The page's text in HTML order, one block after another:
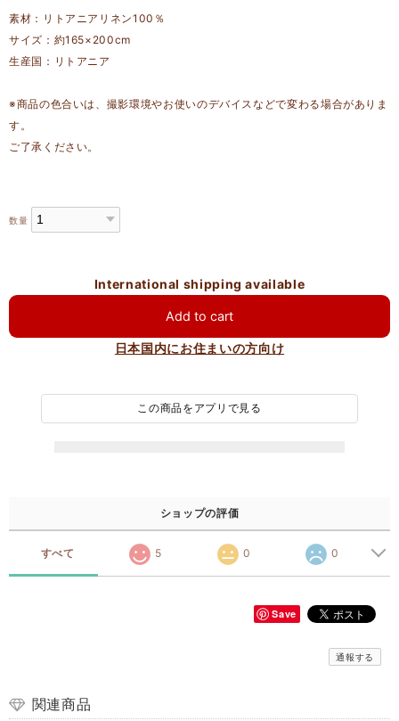
素材：リトアニアリネン100％
サイズ：約165×200cm
生産国：リトアニア
※商品の色合いは、撮影環境やお使いのデバイスなどで変わる場合がありま
す。
ご了承ください。
数量
International shipping available
Add to cart
日本国内にお住まいの方向け
この商品をアプリで見る
ショップの評価
すべて 5 0 0
Save
通報する
関連商品